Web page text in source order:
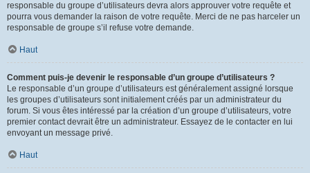
responsable du groupe d’utilisateurs devra alors approuver votre requête et
pourra vous demander la raison de votre requête. Merci de ne pas harceler un
responsable de groupe s’il refuse votre demande.
Haut
Comment puis-je devenir le responsable d’un groupe d’utilisateurs ?
Le responsable d’un groupe d’utilisateurs est généralement assigné lorsque
les groupes d’utilisateurs sont initialement créés par un administrateur du
forum. Si vous êtes intéressé par la création d’un groupe d’utilisateurs, votre
premier contact devrait être un administrateur. Essayez de le contacter en lui
envoyant un message privé.
Haut